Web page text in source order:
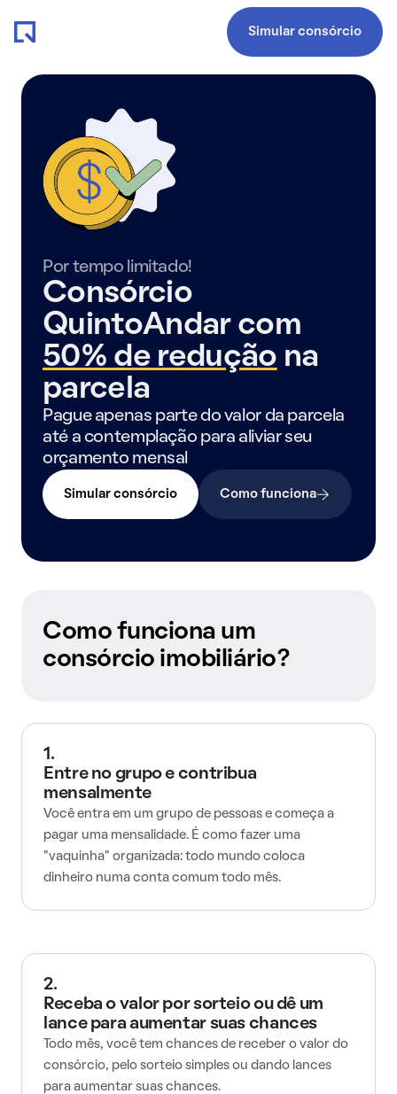
Simular consórcio
Por tempo limitado!
Consórcio
QuintoAndar com
50% de redução na
parcela
Pague apenas parte do valor da parcela
até a contemplação para aliviar seu
orçamento mensal
Simular consórcio Como funciona
Como funciona um
consórcio imobiliário?
1.
Entre no grupo e contribua
mensalmente
Você entra em um grupo de pessoas e começa a
pagar uma mensalidade. É como fazer uma
"vaquinha" organizada: todo mundo coloca
dinheiro numa conta comum todo mês.
2.
Receba o valor por sorteio ou dê um
lance para aumentar suas chances
Todo mês, você tem chances de receber o valor do
consórcio, pelo sorteio simples ou dando lances
para aumentar suas chances.